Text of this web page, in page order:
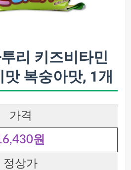
리 키즈비타민
복숭아맛, 1개
가격
원
정상가